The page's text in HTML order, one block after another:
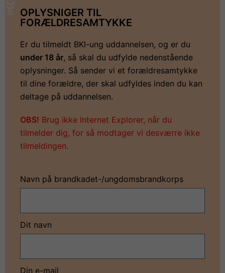
OPLYSNIGER TIL
FORÆLDRESAMTYKKE
Er du tilmeldt BKI-ung uddannelsen, og er du
under 18 år, så skal du udfylde nedenstående
oplysninger. Så sender vi et forældresamtykke
til dine forældre, der skal udfyldes inden du kan
deltage på uddannelsen.
OBS! Brug ikke Internet Explorer, når du
tilmelder dig, for så modtager vi desværre ikke
tilmeldingen.
Navn på brandkadet-/ungdomsbrandkorps
Dit navn
Din e-mail